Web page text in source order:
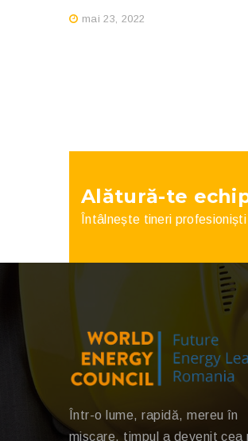
mai 23, 2022
Alătură-te
Întâlnește tineri
Într-o lume, rapidă, mereu în
miscare, timpul a devenit cea